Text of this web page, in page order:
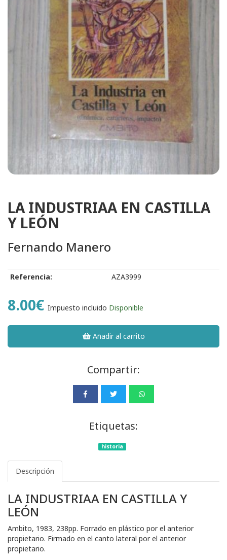
LA INDUSTRIAA EN CASTILLA
Y LEÓN
Fernando Manero
Referencia: AZA3999
8.00€ Impuesto incluido Disponible
Añadir al carrito
Compartir:
Etiquetas:
historia
Descripción
LA INDUSTRIAA EN CASTILLA Y
LEÓN
Ambito, 1983, 238pp. Forrado en plástico por el anterior
propietario. Firmado en el canto lateral por el anterior
propietario.